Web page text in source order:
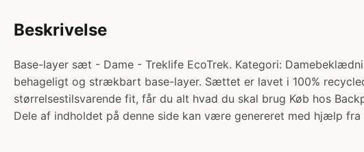
Beskrivelse
Base-layer sæt - Dame - Treklife EcoTrek. Kategori:
behageligt og strækbart base-layer. Sættet er lavet i 100%
størrelsestilsvarende fit, får du alt hvad du skal brug Køb hos
Dele af indholdet på denne side kan være genereret med hjælp fra